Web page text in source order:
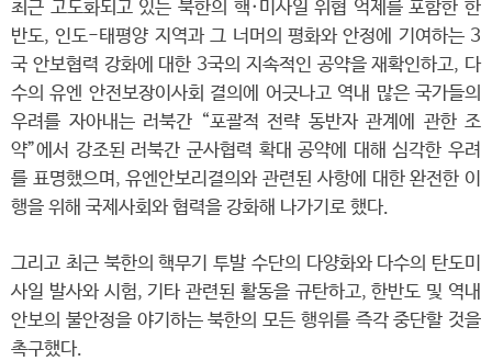
최근 고도화되고 있는 북한의 핵·미사일 위협 억제를 포함한 한
반도, 인도-태평양 지역과 그 너머의 평화와 안정에 기여하는 3
국 안보협력 강화에 대한 3국의 지속적인 공약을 재확인하고, 다
수의 유엔 안전보장이사회 결의에 어긋나고 역내 많은 국가들의
우려를 자아내는 러북간 “포괄적 전략 동반자 관계에 관한 조
약”에서 강조된 러북간 군사협력 확대 공약에 대해 심각한 우려
를 표명했으며, 유엔안보리결의와 관련된 사항에 대한 완전한 이
행을 위해 국제사회와 협력을 강화해 나가기로 했다.
그리고 최근 북한의 핵무기 투발 수단의 다양화와 다수의 탄도미
사일 발사와 시험, 기타 관련된 활동을 규탄하고, 한반도 및 역내
안보의 불안정을 야기하는 북한의 모든 행위를 즉각 중단할 것을
촉구했다.